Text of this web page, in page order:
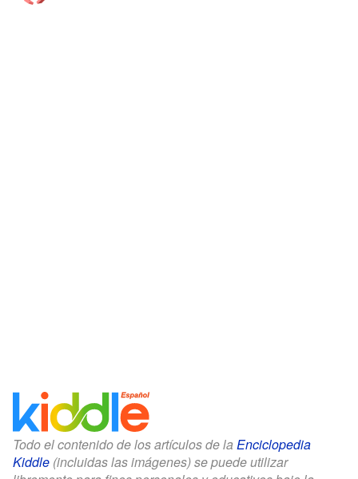
Todo el contenido de los artículos de la Enciclopedia
Kiddle (incluidas las imágenes) se puede utilizar